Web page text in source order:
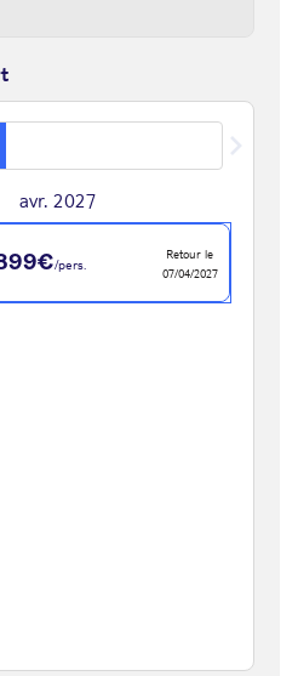
avr. 2027
/pers.
Retour le
07/04/2027